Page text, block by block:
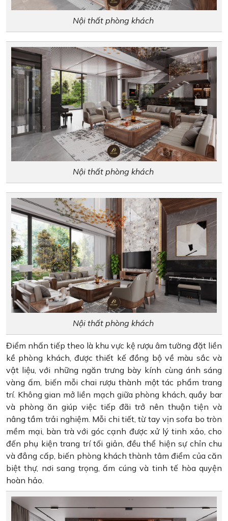
Nội thất phòng khách
Nội thất phòng khách ​​​​​​
Nội thất phòng khách
Điểm nhấn tiếp theo là khu vực kệ rượu âm tường đặt liền
kề phòng khách, được thiết kế đồng bộ về màu sắc và
vật liệu, với những ngăn trưng bày kính cùng ánh sáng
vàng ấm, biến mỗi chai rượu thành một tác phẩm trang
trí. Không gian mở liền mạch giữa phòng khách, quầy bar
và phòng ăn giúp việc tiếp đãi trở nên thuận tiện và
nâng tầm trải nghiệm. Mỗi chi tiết, từ tay vịn sofa bo tròn
mềm mại, bàn trà với góc cạnh được xử lý tinh xảo, cho
đến phụ kiện trang trí tối giản, đều thể hiện sự chỉn chu
và đẳng cấp, biến phòng khách thành tâm điểm của căn
biệt thự, nơi sang trọng, ấm cúng và tinh tế hòa quyện
hoàn hảo.